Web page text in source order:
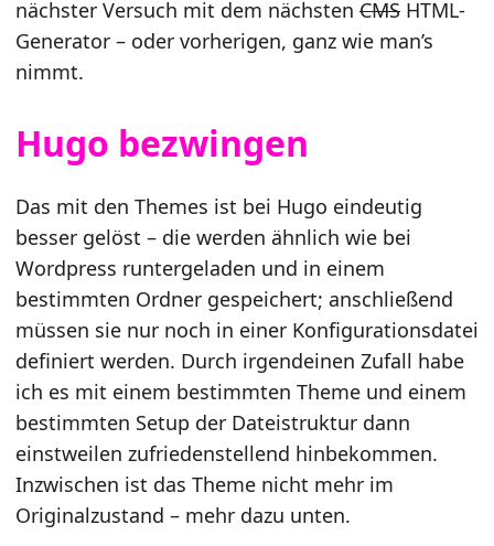
nächster Versuch mit dem nächsten CMS HTML-
Generator – oder vorherigen, ganz wie man’s
nimmt.
Hugo bezwingen
Das mit den Themes ist bei Hugo eindeutig
besser gelöst – die werden ähnlich wie bei
Wordpress runtergeladen und in einem
bestimmten Ordner gespeichert; anschließend
müssen sie nur noch in einer Konfigurationsdatei
definiert werden. Durch irgendeinen Zufall habe
ich es mit einem bestimmten Theme und einem
bestimmten Setup der Dateistruktur dann
einstweilen zufriedenstellend hinbekommen.
Inzwischen ist das Theme nicht mehr im
Originalzustand – mehr dazu unten.